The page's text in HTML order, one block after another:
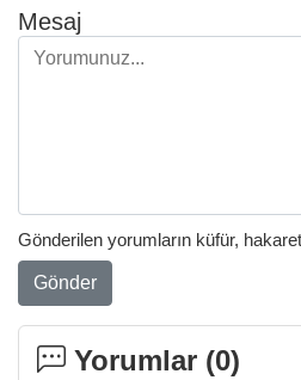
Mesaj
Gönderilen yorumların küfür,
Gönder
Yorumlar (0)